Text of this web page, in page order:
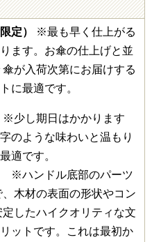
定）
※最も早く仕上がる
ます。お傘の仕上げと並
が入荷次第にお届けする
に最適です。
※少し期日はかかります
のような味わいと温もり
適です。
※ハンドル底部のパーツ
木材の表面の形状やコン
したハイクオリティな文
ットです。これは最初か